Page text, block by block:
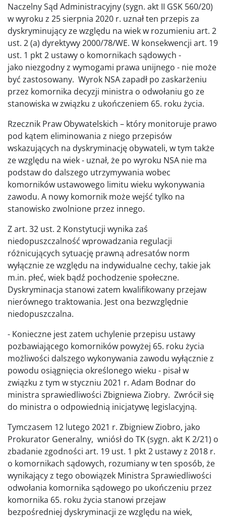
Naczelny Sąd Administracyjny (sygn. akt II GSK 560/20)
w wyroku z 25 sierpnia 2020 r. uznał ten przepis za
dyskryminujący ze względu na wiek w rozumieniu art. 2
ust. 2 (a) dyrektywy 2000/78/WE. W konsekwencji art. 19
ust. 1 pkt 2 ustawy o komornikach sądowych -
jako niezgodny z wymogami prawa unijnego - nie może
być zastosowany. Wyrok NSA zapadł po zaskarżeniu
przez komornika decyzji ministra o odwołaniu go ze
stanowiska w związku z ukończeniem 65. roku życia.
Rzecznik Praw Obywatelskich – który monitoruje prawo
pod kątem eliminowania z niego przepisów
wskazujących na dyskryminację obywateli, w tym także
ze względu na wiek - uznał, że po wyroku NSA nie ma
podstaw do dalszego utrzymywania wobec
komorników ustawowego limitu wieku wykonywania
zawodu. A nowy komornik może wejść tylko na
stanowisko zwolnione przez innego.
Z art. 32 ust. 2 Konstytucji wynika zaś
niedopuszczalność wprowadzania regulacji
różnicujących sytuację prawną adresatów norm
wyłącznie ze względu na indywidualne cechy, takie jak
m.in. płeć, wiek bądź pochodzenie społeczne.
Dyskryminacja stanowi zatem kwalifikowany przejaw
nierównego traktowania. Jest ona bezwzględnie
niedopuszczalna.
- Konieczne jest zatem uchylenie przepisu ustawy
pozbawiającego komorników powyżej 65. roku życia
możliwości dalszego wykonywania zawodu wyłącznie z
powodu osiągnięcia określonego wieku - pisał w
związku z tym w styczniu 2021 r. Adam Bodnar do
ministra sprawiedliwości Zbigniewa Ziobry. Zwrócił się
do ministra o odpowiednią inicjatywę legislacyjną.
Tymczasem 12 lutego 2021 r. Zbigniew Ziobro, jako
Prokurator Generalny, wniósł do TK (sygn. akt K 2/21) o
zbadanie zgodności art. 19 ust. 1 pkt 2 ustawy z 2018 r.
o komornikach sądowych, rozumiany w ten sposób, że
wynikający z tego obowiązek Ministra Sprawiedliwości
odwołania komornika sądowego po ukończeniu przez
komornika 65. roku życia stanowi przejaw
bezpośredniej dyskryminacji ze względu na wiek,